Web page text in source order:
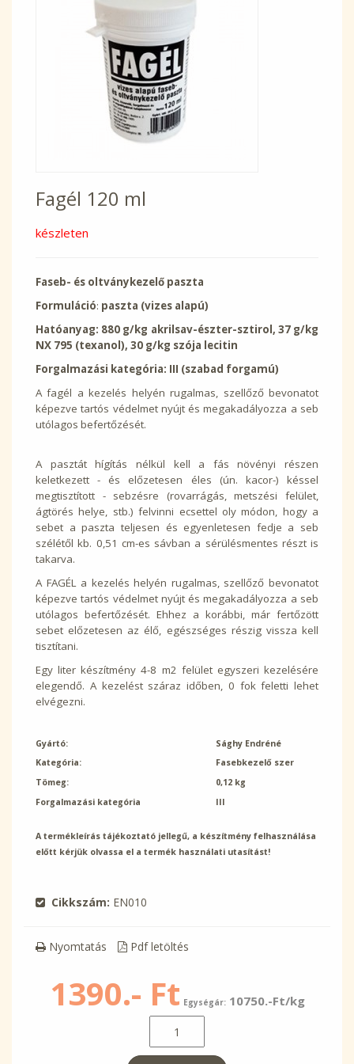
Fagél 120 ml
készleten
Faseb- és oltványkezelő paszta
Formuláció: paszta (vizes alapú)
Hatóanyag: 880 g/kg akrilsav-észter-sztirol, 37 g/kg
NX 795 (texanol), 30 g/kg szója lecitin
Forgalmazási kategória: III (szabad forgamú)
A fagél a kezelés helyén rugalmas, szellőző bevonatot
képezve tartós védelmet nyújt és megakadályozza a seb
utólagos befertőzését.
A pasztát hígítás nélkül kell a fás növényi részen
keletkezett - és előzetesen éles (ún. kacor-) késsel
megtisztított - sebzésre (rovarrágás, metszési felület,
ágtörés helye, stb.) felvinni ecsettel oly módon, hogy a
sebet a paszta teljesen és egyenletesen fedje a seb
szélétől kb. 0,5­1 cm-es sávban a sérülésmentes részt is
takarva.
A FAGÉL a kezelés helyén rugalmas, szellőző bevonatot
képezve tartós védelmet nyújt és megakadályozza a seb
utólagos befertőzését. Ehhez a korábbi, már fertőzött
sebet előzetesen az élő, egészséges részig vissza kell
tisztítani.
Egy liter készítmény 4-8 m2 felület egyszeri kezelésére
elegendő. A kezelést száraz időben, 0 fok feletti lehet
elvégezni.
Gyártó:
Sághy Endréné
Kategória:
Fasebkezelő szer
Tömeg:
0,12 kg
Forgalmazási kategória
III
A termékleírás tájékoztató jellegű, a készítmény felhasználása
előtt kérjük olvassa el a termék használati utasítást!
Cikkszám: EN010
Nyomtatás Pdf letöltés
1390.- Ft Egységár: 10750.-Ft/kg